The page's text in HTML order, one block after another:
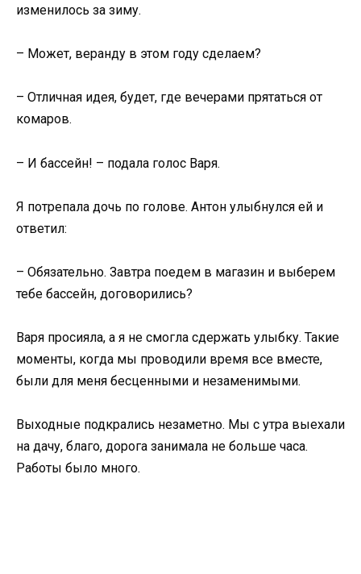
изменилось за зиму.
– Может, веранду в этом году сделаем?
– Отличная идея, будет, где вечерами прятаться от
комаров.
– И бассейн! – подала голос Варя.
Я потрепала дочь по голове. Антон улыбнулся ей и
ответил:
– Обязательно. Завтра поедем в магазин и выберем
тебе бассейн, договорились?
Варя просияла, а я не смогла сдержать улыбку. Такие
моменты, когда мы проводили время все вместе,
были для меня бесценными и незаменимыми.
Выходные подкрались незаметно. Мы с утра выехали
на дачу, благо, дорога занимала не больше часа.
Работы было много.